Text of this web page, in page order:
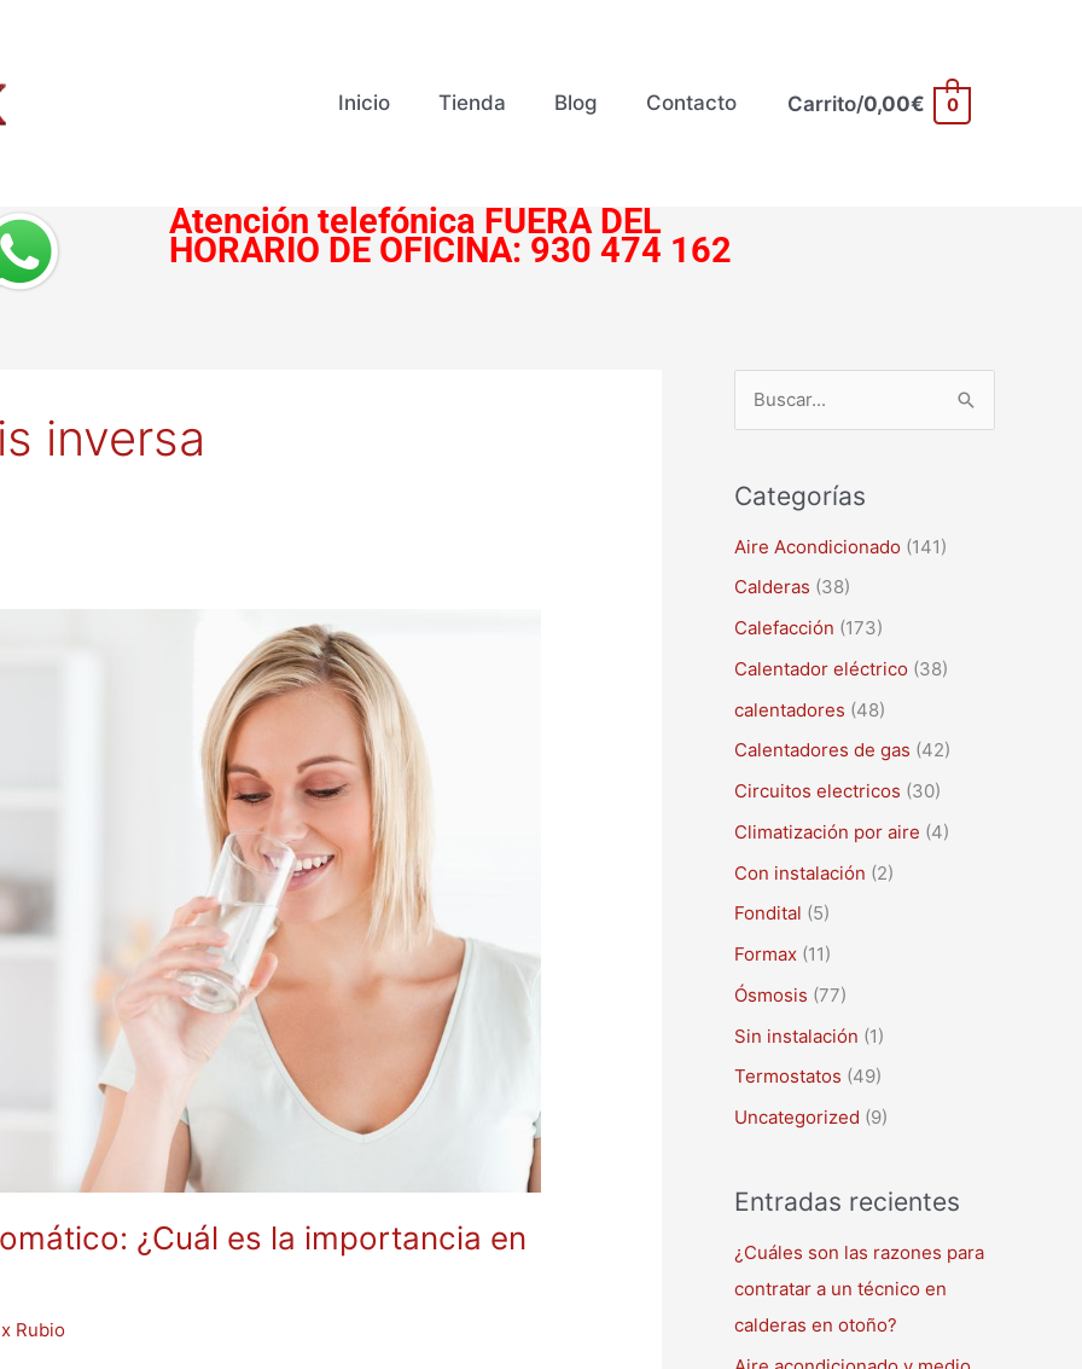
Inicio Tienda Blog Contacto Carrito/0,00€ 0
Atención telefónica FUERA DEL
HORARIO DE OFICINA: 930 474 162
inversa
¿Cuál es la importancia en
Rubio
c
a
r
p
o
Categorías
Aire Acondicionado (141)
Calderas (38)
Calefacción (173)
Calentador eléctrico (38)
calentadores (48)
Calentadores de gas (42)
Circuitos electricos (30)
Climatización por aire (4)
Con instalación (2)
Fondital (5)
Formax (11)
Ósmosis (77)
Sin instalación (1)
Termostatos (49)
Uncategorized (9)
Entradas recientes
¿Cuáles son las razones para
contratar a un técnico en
calderas en otoño?